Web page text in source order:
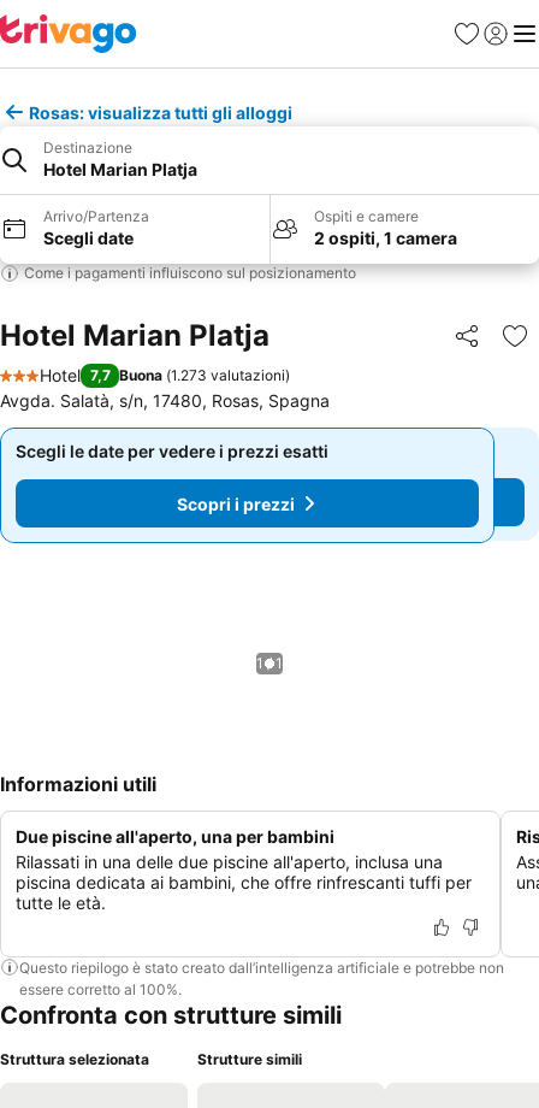
PreferitiAccedi
Rosas: visualizza tutti gli alloggi
Destinazione
Hotel Marian Platja
Arrivo/Partenza
Scegli date
Ospiti e camere
2 ospiti, 1 camera
Come i pagamenti influiscono sul posizionamento
Hotel Marian Platja Condividi
3 Stelle
Hotel 7,7 Buona (1.273 valutazioni)
Avgda. Salatà, s/n, 17480, Rosas, Spagna
Scegli le date per vedere i prezzi esatti
Scopri i prezzi
Scegli le date per vedere i prezzi esatti
Scopri i prezzi
1 / 1
Informazioni utili
Due piscine all'aperto, una per bambini
Rilassati in una delle due piscine all'aperto, inclusa una
piscina dedicata ai bambini, che offre rinfrescanti tuffi per
tutte le età.
Questo riepilogo è stato creato dall’intelligenza artificiale e potrebbe non
essere corretto al 100%.
Confronta con strutture simili
Struttura selezionata Strutture simili